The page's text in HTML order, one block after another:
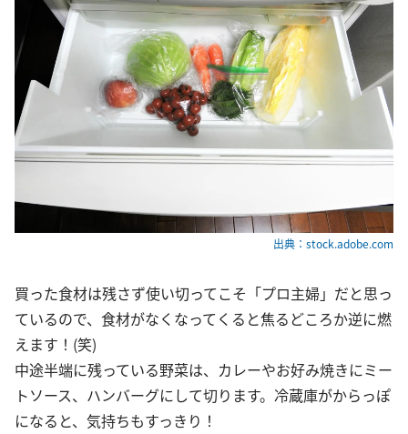
出典：stock.adobe.com
買った食材は残さず使い切ってこそ「プロ主婦」だと思っ
ているので、食材がなくなってくると焦るどころか逆に燃
えます！(笑)
中途半端に残っている野菜は、カレーやお好み焼きにミー
トソース、ハンバーグにして切ります。冷蔵庫がからっぽ
になると、気持ちもすっきり！